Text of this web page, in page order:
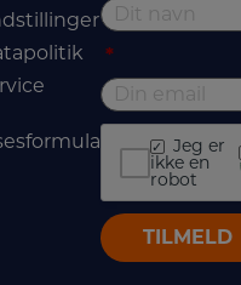
*
Jeg er
ikke en
robot